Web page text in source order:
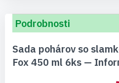
Podrobnosti
Sada pohárov so
Fox 450 ml 6ks —